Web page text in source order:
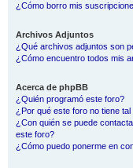
¿Cómo borro mis
Archivos Adjuntos
¿Qué archivos adjuntos son
¿Cómo encuentro todos mis
Acerca de phpBB
¿Quién programó este foro?
¿Por qué este foro no tiene
¿Con quién se puede
este foro?
¿Cómo puedo ponerme en